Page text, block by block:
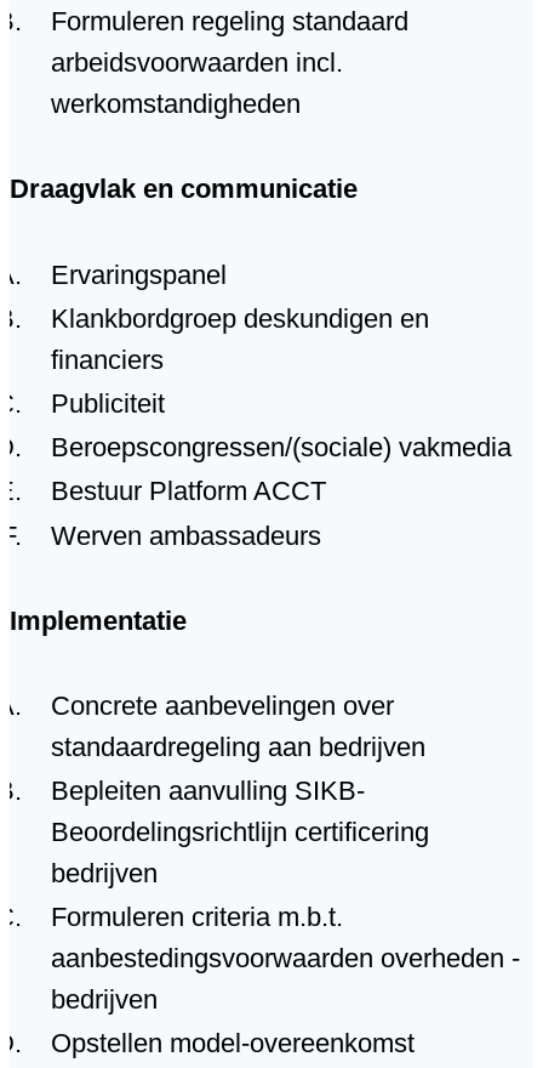
Formuleren regeling standaard
arbeidsvoorwaarden incl.
werkomstandigheden
Draagvlak en communicatie
Ervaringspanel
Klankbordgroep deskundigen en
financiers
Publiciteit
Beroepscongressen/(sociale) vakmedia
Bestuur Platform ACCT
Werven ambassadeurs
Implementatie
Concrete aanbevelingen over
standaardregeling aan bedrijven
Bepleiten aanvulling SIKB-
Beoordelingsrichtlijn certificering
bedrijven
Formuleren criteria m.b.t.
aanbestedingsvoorwaarden overheden -
bedrijven
Opstellen model-overeenkomst